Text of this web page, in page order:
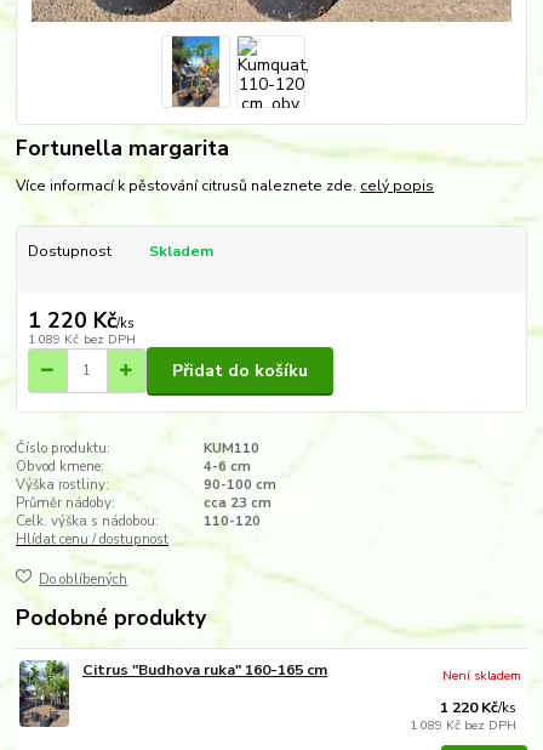
Fortunella margarita
Více informací k pěstování citrusů naleznete zde. celý popis
Dostupnost Skladem
1 220 Kč/ks
1 089 Kč bez DPH
Přidat do košíku
Číslo produktu:
KUM110
Obvod kmene:
4-6 cm
Výška rostliny:
90-100 cm
Průměr nádoby:
cca 23 cm
Celk. výška s nádobou:
110-120
Hlídat cenu / dostupnost
Do oblíbených
Podobné produkty
Citrus "Budhova ruka" 160-165 cm
1 220 Kč/ks
1 089 Kč bez DPH
Není skladem